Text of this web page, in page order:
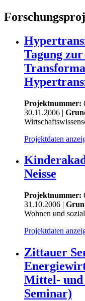
Tagung
Projektnummer:
30.11.2006 |
Projektdaten
Neisse
Projektnummer:
31.10.2006 |
Wohnen und
Projektdaten
Zittauer
Mittel- und
Seminar)